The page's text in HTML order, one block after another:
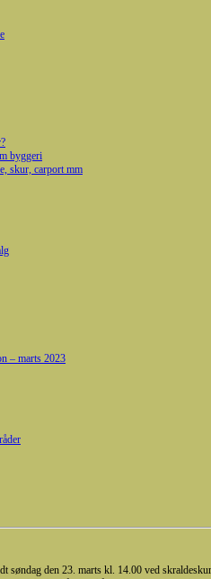
byggeri
skur, carport mm
– marts 2023
søndag den 23. marts kl. 14.00 ved